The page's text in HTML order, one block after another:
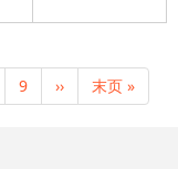
页
面
9
下
一
››
末
页
末页 »